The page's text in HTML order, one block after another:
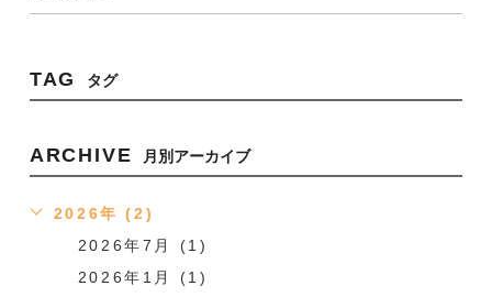
TAG タグ
ARCHIVE 月別アーカイブ
2026年 (2)
2026年7月 (1)
2026年1月 (1)